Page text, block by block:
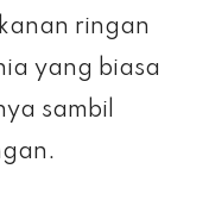
ringan
yang biasa
sambil